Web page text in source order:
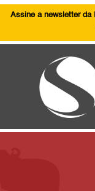
Assine a newsletter da